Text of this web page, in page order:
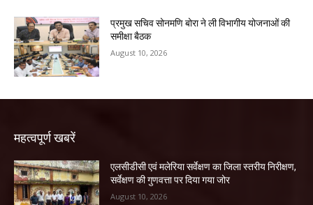
प्रमुख सचिव सोनमणि बोरा ने ली विभागीय योजनाओं की
समीक्षा बैठक
August 10, 2026
महत्वपूर्ण खबरें
एलसीडीसी एवं मलेरिया सर्वेक्षण का जिला स्तरीय निरीक्षण,
सर्वेक्षण की गुणवत्ता पर दिया गया जोर
August 10, 2026